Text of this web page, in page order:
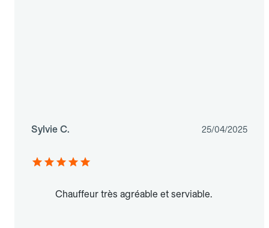
Sylvie C. 25/04/2025
Chauffeur très agréable et serviable.